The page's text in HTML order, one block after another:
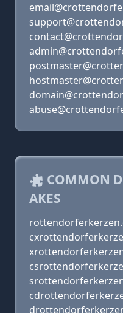
COMMON
AKES